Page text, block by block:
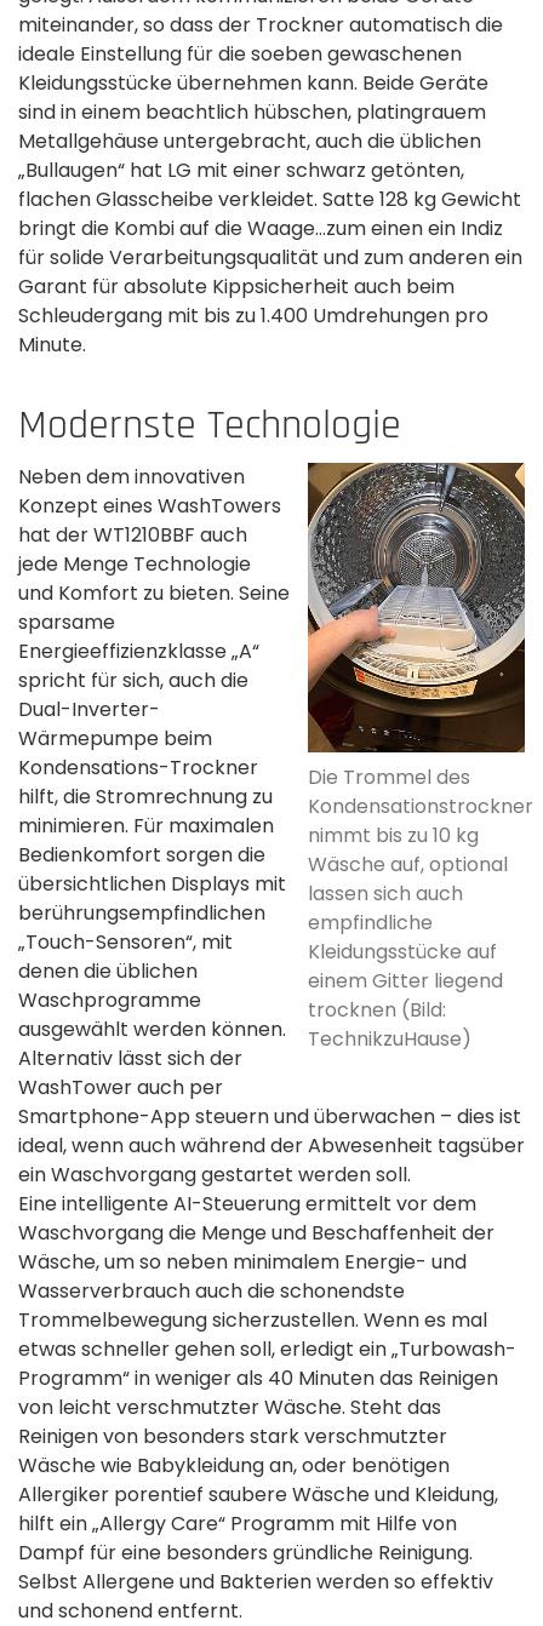
miteinander, so dass der Trockner automatisch die
ideale Einstellung für die soeben gewaschenen
Kleidungsstücke übernehmen kann. Beide Geräte
sind in einem beachtlich hübschen, platingrauem
Metallgehäuse untergebracht, auch die üblichen
„Bullaugen“ hat LG mit einer schwarz getönten,
flachen Glasscheibe verkleidet. Satte 128 kg Gewicht
bringt die Kombi auf die Waage…zum einen ein Indiz
für solide Verarbeitungsqualität und zum anderen ein
Garant für absolute Kippsicherheit auch beim
Schleudergang mit bis zu 1.400 Umdrehungen pro
Minute.
Modernste Technologie
Die Trommel des
Kondensationstrockner
nimmt bis zu 10 kg
Wäsche auf, optional
lassen sich auch
empfindliche
Kleidungsstücke auf
einem Gitter liegend
trocknen (Bild:
TechnikzuHause)
Neben dem innovativen
Konzept eines WashTowers
hat der WT1210BBF auch
jede Menge Technologie
und Komfort zu bieten. Seine
sparsame
Energieeffizienzklasse „A“
spricht für sich, auch die
Dual-Inverter-
Wärmepumpe beim
Kondensations-Trockner
hilft, die Stromrechnung zu
minimieren. Für maximalen
Bedienkomfort sorgen die
übersichtlichen Displays mit
berührungsempfindlichen
„Touch-Sensoren“, mit
denen die üblichen
Waschprogramme
ausgewählt werden können.
Alternativ lässt sich der
WashTower auch per
Smartphone-App steuern und überwachen – dies ist
ideal, wenn auch während der Abwesenheit tagsüber
ein Waschvorgang gestartet werden soll.
Eine intelligente AI-Steuerung ermittelt vor dem
Waschvorgang die Menge und Beschaffenheit der
Wäsche, um so neben minimalem Energie- und
Wasserverbrauch auch die schonendste
Trommelbewegung sicherzustellen. Wenn es mal
etwas schneller gehen soll, erledigt ein „Turbowash-
Programm“ in weniger als 40 Minuten das Reinigen
von leicht verschmutzter Wäsche. Steht das
Reinigen von besonders stark verschmutzter
Wäsche wie Babykleidung an, oder benötigen
Allergiker porentief saubere Wäsche und Kleidung,
hilft ein „Allergy Care“ Programm mit Hilfe von
Dampf für eine besonders gründliche Reinigung.
Selbst Allergene und Bakterien werden so effektiv
und schonend entfernt.